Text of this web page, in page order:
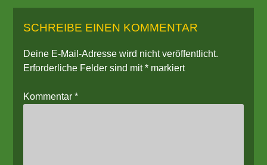
SCHREIBE EINEN KOMMENTAR
Deine E-Mail-Adresse wird nicht veröffentlicht.
Erforderliche Felder sind mit* markiert
Kommentar*